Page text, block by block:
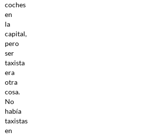
coches
en
la
capital,
pero
ser
taxista
era
otra
cosa.
No
había
taxistas
en